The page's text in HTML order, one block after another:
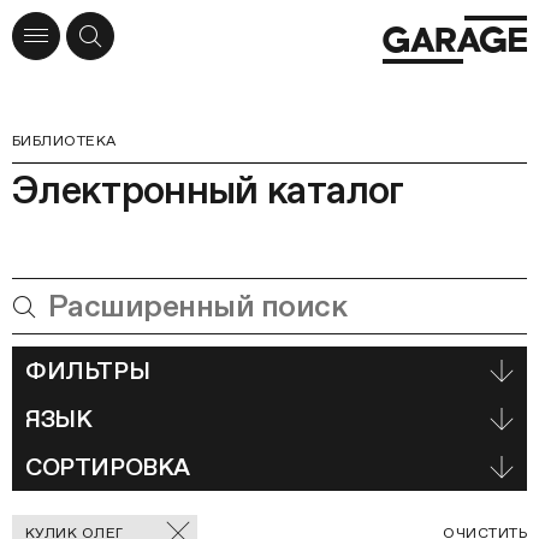
БИБЛИОТЕКА
Электронный каталог
ФИЛЬТРЫ
ЯЗЫК
СОРТИРОВКА
Отмеченные
КУЛИК ОЛЕГ ОЧИСТИТЬ